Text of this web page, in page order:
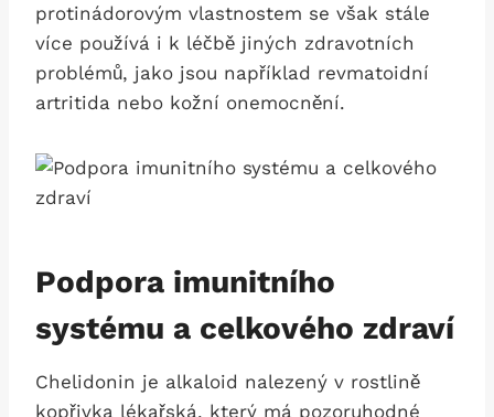
protinádorovým vlastnostem se však stále
více používá i k léčbě jiných zdravotních
problémů, jako jsou například revmatoidní
artritida nebo kožní onemocnění.
Podpora imunitního
systému a celkového zdraví
Chelidonin je alkaloid nalezený v rostlině
kopřivka lékařská, který má pozoruhodné